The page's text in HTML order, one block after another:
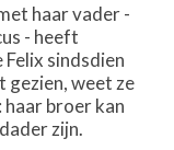
haar vader -
- heeft
Felix sindsdien
gezien, weet ze
haar broer kan
zijn.